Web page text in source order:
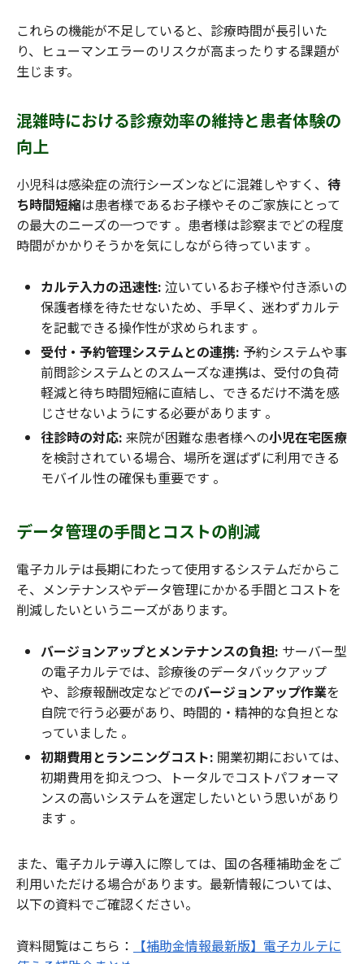
これらの機能が不足していると、診療時間が長引いた
り、ヒューマンエラーのリスクが高まったりする課題が
生じます。
混雑時における診療効率の維持と患者体験の
向上
小児科は感染症の流行シーズンなどに混雑しやすく、 待
ち時間短縮は患者様であるお子様やそのご家族にとって
の最大のニーズの一つです 。患者様は診察までどの程度
時間がかかりそうかを気にしながら待っています 。
カルテ入力の迅速性: 泣いているお子様や付き添いの
保護者様を待たせないため、手早く、迷わずカルテ
を記載できる操作性が求められます 。
受付・予約管理システムとの連携: 予約システムや事
前問診システムとのスムーズな連携は、受付の負荷
軽減と待ち時間短縮に直結し、できるだけ不満を感
じさせないようにする必要があります 。
往診時の対応: 来院が困難な患者様への小児在宅医療
を検討されている場合、場所を選ばずに利用できる
モバイル性の確保も重要です 。
データ管理の手間とコストの削減
電子カルテは長期にわたって使用するシステムだからこ
そ、メンテナンスやデータ管理にかかる手間とコストを
削減したいというニーズがあります。
バージョンアップとメンテナンスの負担: サーバー型
の電子カルテでは、診療後のデータバックアップ
や、診療報酬改定などでのバージョンアップ作業を
自院で行う必要があり、時間的・精神的な負担とな
っていました 。
初期費用とランニングコスト: 開業初期においては、
初期費用を抑えつつ、トータルでコストパフォーマ
ンスの高いシステムを選定したいという思いがあり
ます 。
また、電子カルテ導入に際しては、国の各種補助金をご
利用いただける場合があります。最新情報については、
以下の資料でご確認ください。
資料閲覧はこちら：
【補助金情報最新版】電子カルテに